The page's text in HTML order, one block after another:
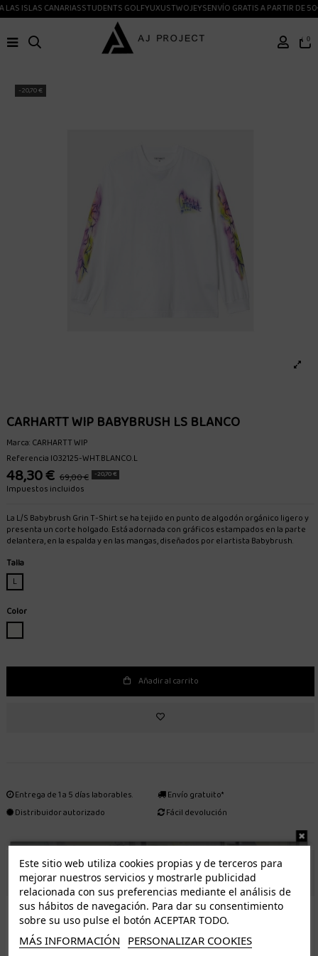
ISLAS CANARIASSTUDENTS GOLFYUXUSTWOJEYSENVÍO GRATIS A PARTIR DE
0
-20,70 €
CARHARTT WIP BABYBRUSH LS BLANCO
Marca:CARHARTT WIP
ReferenciaI032125-WHT.BLANCO.L
48,30 € 69,00 € -20,70 €
Impuestos incluidos
La L/S Babybrush Grin T-Shirt se ha tejido en punto de algodón orgánico ligero y
presenta un corte holgado. Está adornada con gráficos estampados en la parte
delantera, en la espalda y en las mangas, diseñados por el artista Babybrush.
Talla
L
Color
Añadir al carrito
Entrega de 1 a 5 días laborables.
Distribuidor autorizado
Envío gratuito*
Fácil devolución
ENVÍO GRATUITO *
ISLAS CANARIAS
Tenerife 3.50€. Gratis a partir de 50€
Resto de islas 5€. Gratis a partir de 50€
Este sitio web utiliza cookies propias y de terceros para
mejorar nuestros servicios y mostrarle publicidad
relacionada con sus preferencias mediante el análisis de
sus hábitos de navegación. Para dar su consentimiento
sobre su uso pulse el botón ACEPTAR TODO.
MÁS INFORMACIÓN PERSONALIZAR COOKIES